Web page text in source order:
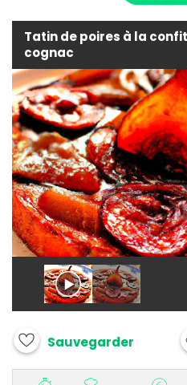
Tatin de poires à la
cognac
Sauvegarder